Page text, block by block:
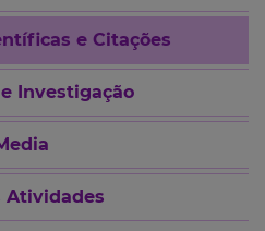
e Citações
Investigação
Atividades